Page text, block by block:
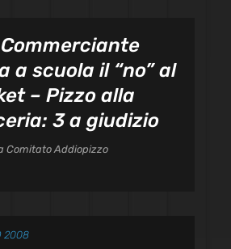
Commerciante
a scuola il “no” al
– Pizzo alla
3 a giudizio
Comitato Addiopizzo
2008